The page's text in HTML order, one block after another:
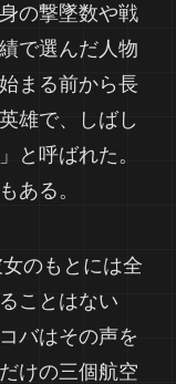
の撃墜数や戦
で選んだ人物
まる前から長
雄で、しばし
と呼ばれた。
ある。
のもとには全
ことはない
バはその声を
けの三個航空